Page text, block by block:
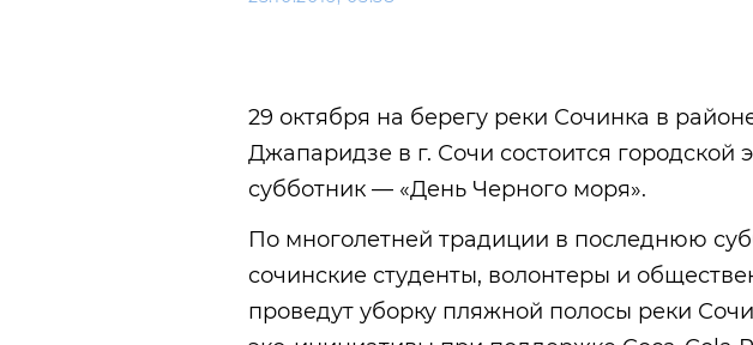
29 октября на берегу реки Сочинка в
Джапаридзе в г. Сочи состоится городской
субботник — «День Черного моря».
По многолетней традиции в последнюю
сочинские студенты, волонтеры и
проведут уборку пляжной полосы реки